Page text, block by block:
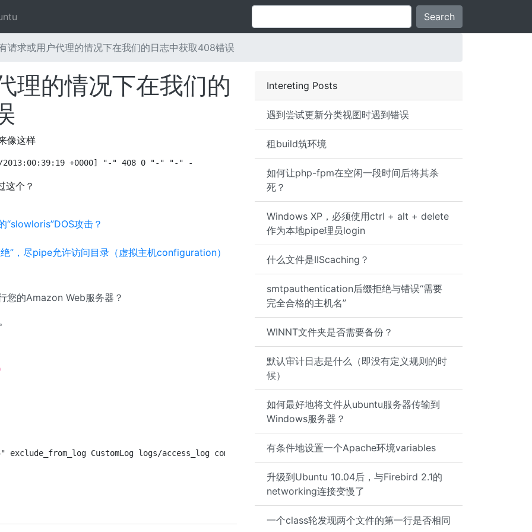
Search
请求或用户代理的情况下在我们的日志中获取408错误
Intereting Posts
遇到尝试更新分类视图时遇到错误
租build筑环境
如何让php-fpm在空闲一段时间后将其杀
死？
Windows XP，必须使用ctrl + alt + delete
作为本地pipe理员login
什么文件是IIScaching？
smtpauthentication后缀拒绝与错误“需要
完全合格的主机名”
WINNT文件夹是否需要备份？
默认审计日志是什么（即没有定义规则的时
候）
如何最好地将文件从ubuntu服务器传输到
Windows服务器？
有条件地设置一个Apache环境variables
升级到Ubuntu 10.04后，与Firebird 2.1的
networking连接变慢了
一个class轮发现两个文件的第一行是否相同
理的情况下在我们的
像这样
2013:00:39:19 +0000] "-" 408 0 "-" "-" -
这个？
“slowloris”DOS攻击？
”，尽pipe允许访问目录（虚拟主机configuration）
您的Amazon Web服务器？
CustomLog logs/access_log common env=!exclude_from_log